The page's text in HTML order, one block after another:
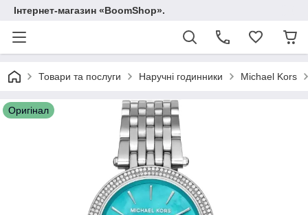
Інтернет-магазин «BoomShop».
Товари та послуги Наручні годинники Michael Kors
Оригінал